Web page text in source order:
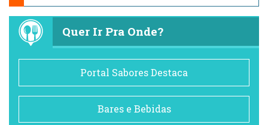
Quer Ir Pra Onde?
Portal Sabores Destaca
Bares e Bebidas